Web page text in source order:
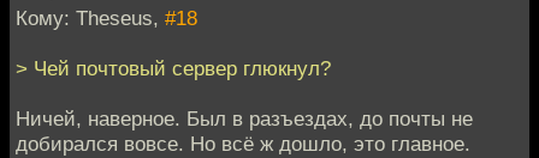
Кому: Theseus, #18
> Чей почтовый сервер глюкнул?
Ничей, наверное. Был в разъездах, до почты не
добирался вовсе. Но всё ж дошло, это главное.